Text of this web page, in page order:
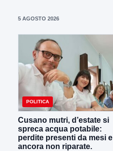
5 AGOSTO 2026
POLITICA
Cusano mutri, d’estate si
spreca acqua potabile:
perdite presenti da mesi e
ancora non riparate.